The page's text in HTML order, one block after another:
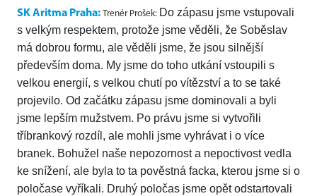
SK Aritma Praha: Trenér Prošek: Do zápasu jsme vstupovali
s velkým respektem, protože jsme věděli, že Soběslav
má dobrou formu, ale věděli jsme, že jsou silnější
především doma. My jsme do toho utkání vstoupili s
velkou energií, s velkou chutí po vítězství a to se také
projevilo. Od začátku zápasu jsme dominovali a byli
jsme lepším mužstvem. Po právu jsme si vytvořili
tříbrankový rozdíl, ale mohli jsme vyhrávat i o více
branek. Bohužel naše nepozornost a nepoctivost vedla
ke snížení, ale byla to ta pověstná facka, kterou jsme si o
poločase vyříkali. Druhý poločas jsme opět odstartovali